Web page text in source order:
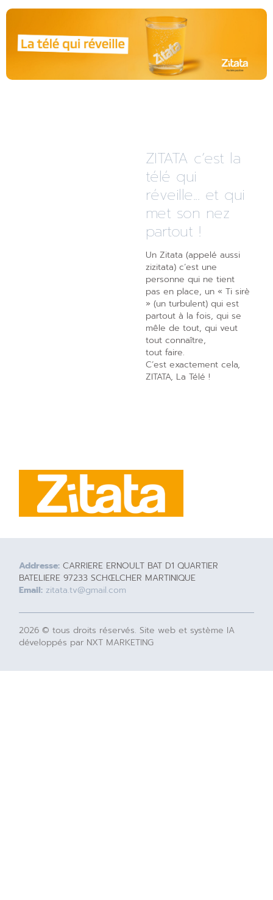
ZITATA c’est la
télé qui
réveille... et qui
met son nez
partout !
Un Zitata (appelé aussi
zizitata) c’est une
personne qui ne tient
pas en place, un « Ti sirè
» (un turbulent) qui est
partout à la fois, qui se
mêle de tout, qui veut
tout connaître,
tout faire.
C’est exactement cela,
ZITATA, La Télé !
Addresse: CARRIERE ERNOULT BAT D1 QUARTIER
BATELIERE 97233 SCHŒLCHER MARTINIQUE
Email: zitata.tv@gmail.com
2026 © tous droits réservés. Site web et système IA
développés par NXT MARKETING